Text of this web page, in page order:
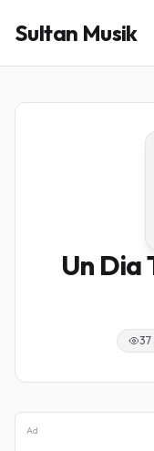
Sultan Musik
Un Dia
37
Ad